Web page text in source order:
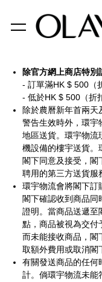
除官方網上商店特
- 訂單滿HK $ 500（
- 低於HK $ 500（折
除於農曆新年首兩
警告生效時外，環宇
地區送貨。環宇物流
機設備的樓宇送貨。
閣下同意及接受，
聘用的第三方送貨服
環宇物流會將閣下訂
閣下確認收到商品
證明。當商品送遞至
點，商品被視為交付
而未能接收商品，閣
取額外費用或取消閣
有關發送商品的任何
計。倘環宇物流未能